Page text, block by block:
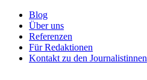
Blog
Über uns
Referenzen
Für Redaktionen
Kontakt zu den Journalistinnen